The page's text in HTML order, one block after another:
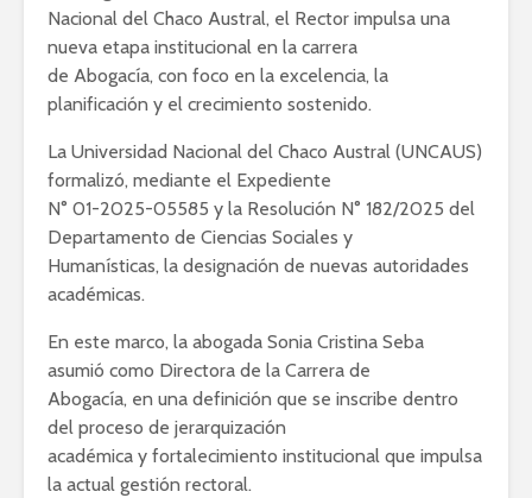
Nacional del Chaco Austral, el Rector impulsa una
nueva etapa institucional en la carrera
de Abogacía, con foco en la excelencia, la
planificación y el crecimiento sostenido.
La Universidad Nacional del Chaco Austral (UNCAUS)
formalizó, mediante el Expediente
N° 01-2025-05585 y la Resolución N° 182/2025 del
Departamento de Ciencias Sociales y
Humanísticas, la designación de nuevas autoridades
académicas.
En este marco, la abogada Sonia Cristina Seba
asumió como Directora de la Carrera de
Abogacía, en una definición que se inscribe dentro
del proceso de jerarquización
académica y fortalecimiento institucional que impulsa
la actual gestión rectoral.